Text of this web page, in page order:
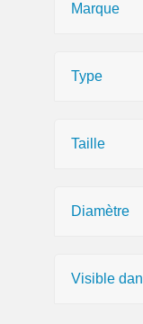
pour ouvrir une
. Pour installer
des aiguilles de
Marque
Type
Taille
Diamètre
Visible